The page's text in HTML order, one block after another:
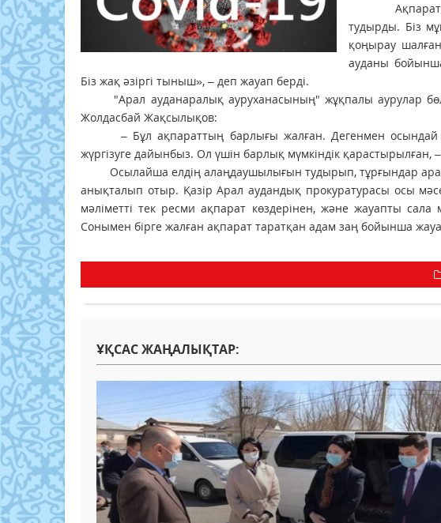
Ақпарат
тудырды. Біз
қоңырау
ауданы
Біз жақ әзіргі тыныш», – деп жауап берді.
"Арал ауданаралық ауруханасының" жұқпалы аурулар
Жолдасбай Жақсылықов:
– Бұл ақпараттың барлығы жалған. Дегенмен осындай
жүргізуге дайынбыз. Ол үшін барлық мүмкіндік қарастырылған, –
Осылайша елдің алаңдаушылығын тудырып, тұрғындар
анықталып отыр. Қазір Арал аудандық прокуратурасы осы
мәліметті тек ресми ақпарат көздерінен, және жауапты сала
Сонымен бірге жалған ақпарат таратқан адам заң бойынша
ҰҚСАС ЖАҢАЛЫҚТАР: